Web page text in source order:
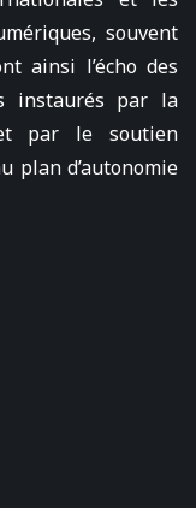
souvent
ainsi l’écho des
instaurés par la
par le soutien
plan d’autonomie